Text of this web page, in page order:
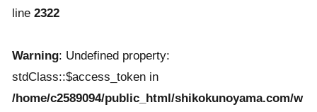
line 2322
Warning: Undefined property:
stdClass::$access_token in
/home/c2589094/public_html/shikokunoyama.com/w